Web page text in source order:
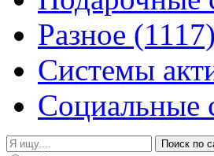
Разное (1117)
Системы
Социальные